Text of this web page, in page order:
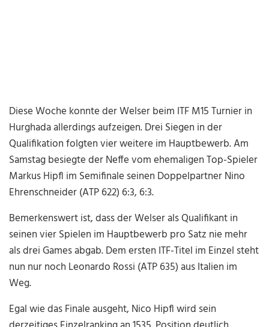
Diese Woche konnte der Welser beim ITF M15 Turnier in
Hurghada allerdings aufzeigen. Drei Siegen in der
Qualifikation folgten vier weitere im Hauptbewerb. Am
Samstag besiegte der Neffe vom ehemaligen Top-Spieler
Markus Hipfl im Semifinale seinen Doppelpartner Nino
Ehrenschneider (ATP 622) 6:3, 6:3.
Bemerkenswert ist, dass der Welser als Qualifikant in
seinen vier Spielen im Hauptbewerb pro Satz nie mehr
als drei Games abgab. Dem ersten ITF-Titel im Einzel steht
nun nur noch Leonardo Rossi (ATP 635) aus Italien im
Weg.
Egal wie das Finale ausgeht, Nico Hipfl wird sein